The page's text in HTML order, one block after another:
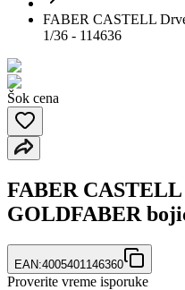
FABER CASTELL
1/36 - 114636
Šok cena
FABER
GOLDFABER
EAN:4005401146360
Proverite vreme isporuke